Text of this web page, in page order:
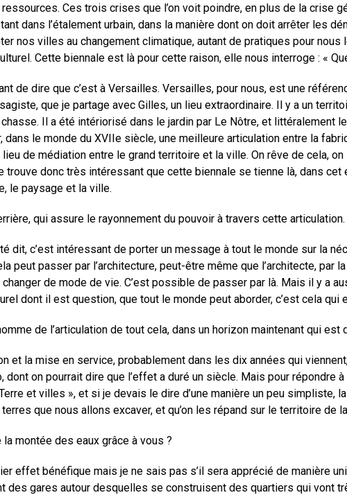
Ces trois crises que l’on voit poindre, en plus de la crise
dans l’étalement urbain, dans la manière dont on doit arrêter les
nos villes au changement climatique, autant de pratiques pour
Cette biennale est là pour cette raison, elle nous interroge : «
de dire que c’est à Versailles. Versailles, pour nous, est une
que je partage avec Gilles, un lieu extraordinaire. Il y a un
Il a été intériorisé dans le jardin par Le Nôtre, et littéralement
le monde du XVIIe siècle, une meilleure articulation entre la
de médiation entre le grand territoire et la ville. On rêve de cela,
trouve donc très intéressant que cette biennale se tienne là, dans
le paysage et la ville.
qui assure le rayonnement du pouvoir à travers cette
dit, c’est intéressant de porter un message à tout le monde sur la
peut passer par l’architecture, peut-être même que l’architecte, par
de mode de vie. C’est possible de passer par là. Mais il y a
dont il est question, que tout le monde peut aborder, c’est cela
de l’articulation de tout cela, dans un horizon maintenant qui est
et la mise en service, probablement dans les dix années qui
dont on pourrait dire que l’effet a duré un siècle. Mais pour répondre
et villes », et si je devais le dire d’une manière un peu simpliste,
que nous allons excaver, et qu’on les répand sur le territoire de
la montée des eaux grâce à vous ?
effet bénéfique mais je ne sais pas s’il sera apprécié de manière
des gares autour desquelles se construisent des quartiers qui vont